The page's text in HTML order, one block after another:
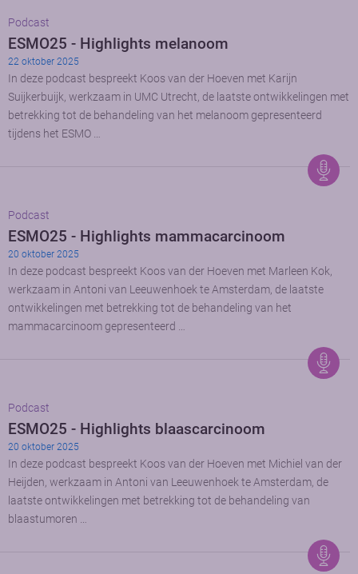
Podcast
ESMO25 - Highlights melanoom
22 oktober 2025
In deze podcast bespreekt Koos van der Hoeven met Karijn
Suijkerbuijk, werkzaam in UMC Utrecht, de laatste ontwikkelingen met
betrekking tot de behandeling van het melanoom gepresenteerd
tijdens het ESMO …
Podcast
ESMO25 - Highlights mammacarcinoom
20 oktober 2025
In deze podcast bespreekt Koos van der Hoeven met Marleen Kok,
werkzaam in Antoni van Leeuwenhoek te Amsterdam, de laatste
ontwikkelingen met betrekking tot de behandeling van het
mammacarcinoom gepresenteerd …
Podcast
ESMO25 - Highlights blaascarcinoom
20 oktober 2025
In deze podcast bespreekt Koos van der Hoeven met Michiel van der
Heijden, werkzaam in Antoni van Leeuwenhoek te Amsterdam, de
laatste ontwikkelingen met betrekking tot de behandeling van
blaastumoren …